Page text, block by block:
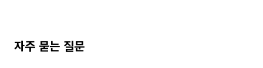
자주 묻는 질문